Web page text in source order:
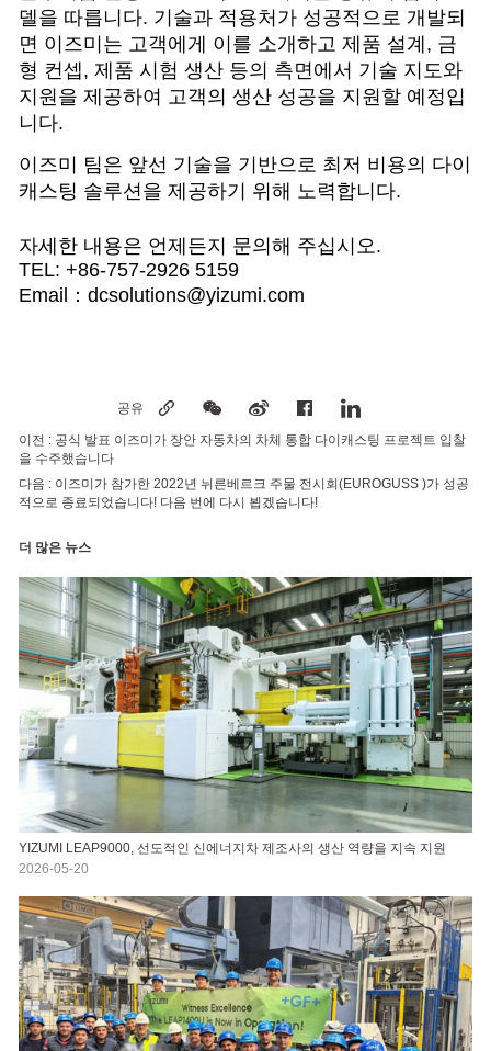
델을 따릅니다. 기술과 적용처가 성공적으로 개발되
면 이즈미는 고객에게 이를 소개하고 제품 설계, 금
형 컨셉, 제품 시험 생산 등의 측면에서 기술 지도와
지원을 제공하여 고객의 생산 성공을 지원할 예정입
니다.
이즈미 팀은 앞선 기술을 기반으로 최저 비용의 다이
캐스팅 솔루션을 제공하기 위해 노력합니다.
자세한 내용은 언제든지 문의해 주십시오.
TEL: +86-757-2926 5159
Email：dcsolutions@yizumi.com
공유
이전 : 공식 발표 이즈미가 장안 자동차의 차체 통합 다이캐스팅 프로젝트 입찰
을 수주했습니다
다음 : 이즈미가 참가한 2022년 뉘른베르크 주물 전시회(EUROGUSS )가 성공
적으로 종료되었습니다! 다음 번에 다시 뵙겠습니다!
더 많은 뉴스
YIZUMI LEAP9000, 선도적인 신에너지차 제조사의 생산 역량을 지속 지원
2026-05-20